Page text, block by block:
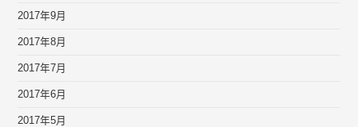
2017年9月
2017年8月
2017年7月
2017年6月
2017年5月